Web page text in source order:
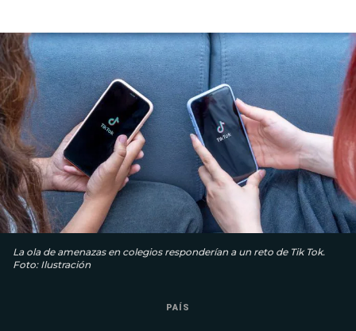
La ola de amenazas en colegios responderían a un reto de Tik Tok.
Foto: Ilustración
PAÍS